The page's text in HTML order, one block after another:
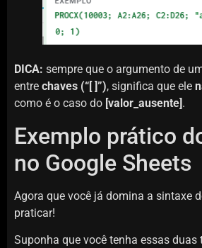
DICA: sempre que o argumento de
entre chaves (“[ ]”), significa que ele
como é o caso do [valor_ausente].
Exemplo prático
no Google Sheets
Agora que você já domina a sintaxe
praticar!
Suponha que você tenha essas